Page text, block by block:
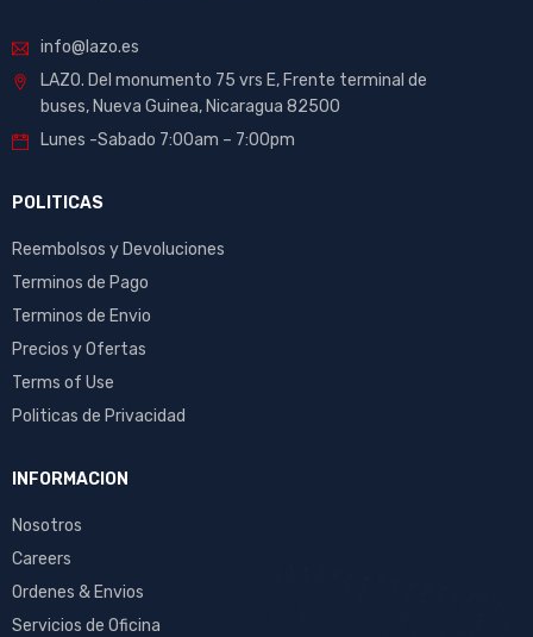
info@lazo.es
LAZO. Del monumento 75 vrs E, Frente terminal de
buses, Nueva Guinea, Nicaragua 82500
Lunes -Sabado 7:00am – 7:00pm
POLITICAS
Reembolsos y Devoluciones
Terminos de Pago
Terminos de Envio
Precios y Ofertas
Terms of Use
Politicas de Privacidad
INFORMACION
Nosotros
Careers
Ordenes & Envios
Servicios de Oficina